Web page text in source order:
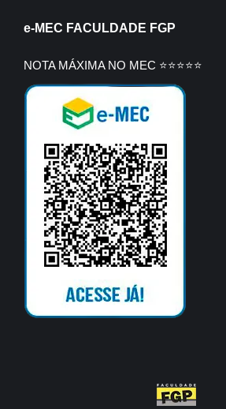
e-MEC FACULDADE FGP
NOTA MÁXIMA NO MEC ⭐⭐⭐⭐⭐